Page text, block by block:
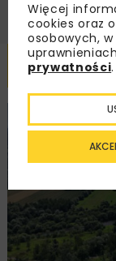
Więcej
cookies oraz
osobowych,
prywatności.